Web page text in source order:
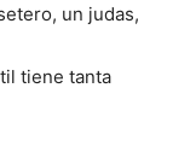
un judas,
tiene tanta